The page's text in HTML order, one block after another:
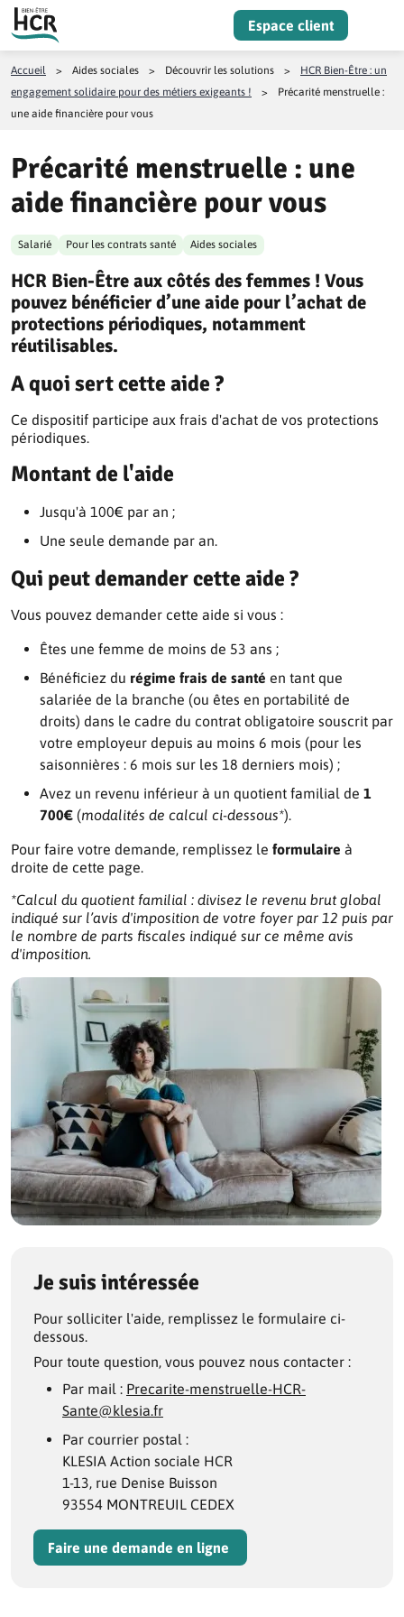
Aller au contenu
Espace client
Accueil > Aides sociales > Découvrir les solutions >
HCR Bien-Être : un
engagement solidaire pour des métiers exigeants !
>
Précarité menstruelle :
une aide financière pour vous
Précarité menstruelle : une
aide financière pour vous
Salarié Pour les contrats santé Aides sociales
HCR Bien-Être aux côtés des femmes ! Vous
pouvez bénéficier d’une aide pour l’achat de
protections périodiques, notamment
réutilisables.
A quoi sert cette aide ?
Ce dispositif participe aux frais d'achat de vos protections
périodiques.
Montant de l'aide
Jusqu'à 100€ par an ;
Une seule demande par an.
Qui peut demander cette aide ?
Vous pouvez demander cette aide si vous :
Êtes une femme de moins de 53 ans ;
Bénéficiez du régime frais de santé en tant que
salariée de la branche (ou êtes en portabilité de
droits) dans le cadre du contrat obligatoire souscrit par
votre employeur depuis au moins 6 mois (pour les
saisonnières : 6 mois sur les 18 derniers mois) ;
Avez un revenu inférieur à un quotient familial de 1
700€ (modalités de calcul ci-dessous*).
Pour faire votre demande, remplissez le formulaire à
droite de cette page.
*Calcul du quotient familial : divisez le revenu brut global
indiqué sur l’avis d'imposition de votre foyer par 12 puis par
le nombre de parts fiscales indiqué sur ce même avis
d'imposition.
Je suis intéressée
Pour solliciter l'aide, remplissez le formulaire ci-
dessous.
Pour toute question, vous pouvez nous contacter :
Par mail : Precarite-menstruelle-HCR-
Sante@klesia.fr
Par courrier postal :
KLESIA Action sociale HCR
1-13, rue Denise Buisson
93554 MONTREUIL CEDEX
Faire une demande en ligne